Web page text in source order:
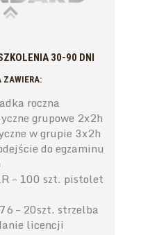
30-90 DNI
ZAWIERA:
roczna
grupowe 2x2h
w grupie 3x2h
do egzaminu
– 100 szt. pistolet
– 20szt. strzelba
licencji